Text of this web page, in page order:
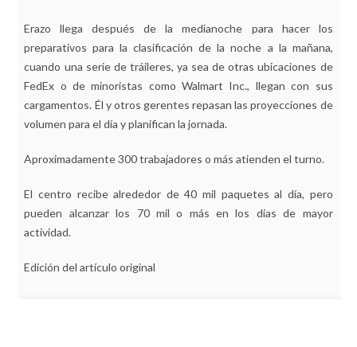
Erazo llega después de la medianoche para hacer los
preparativos para la clasificación de la noche a la mañana,
cuando una serie de tráileres, ya sea de otras ubicaciones de
FedEx o de minoristas como Walmart Inc., llegan con sus
cargamentos. Él y otros gerentes repasan las proyecciones de
volumen para el día y planifican la jornada.
Aproximadamente 300 trabajadores o más atienden el turno.
El centro recibe alrededor de 40 mil paquetes al día, pero
pueden alcanzar los 70 mil o más en los días de mayor
actividad.
Edición del artículo original